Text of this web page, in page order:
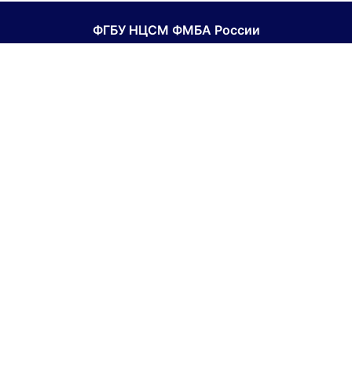
ФГБУ НЦСМ ФМБА России